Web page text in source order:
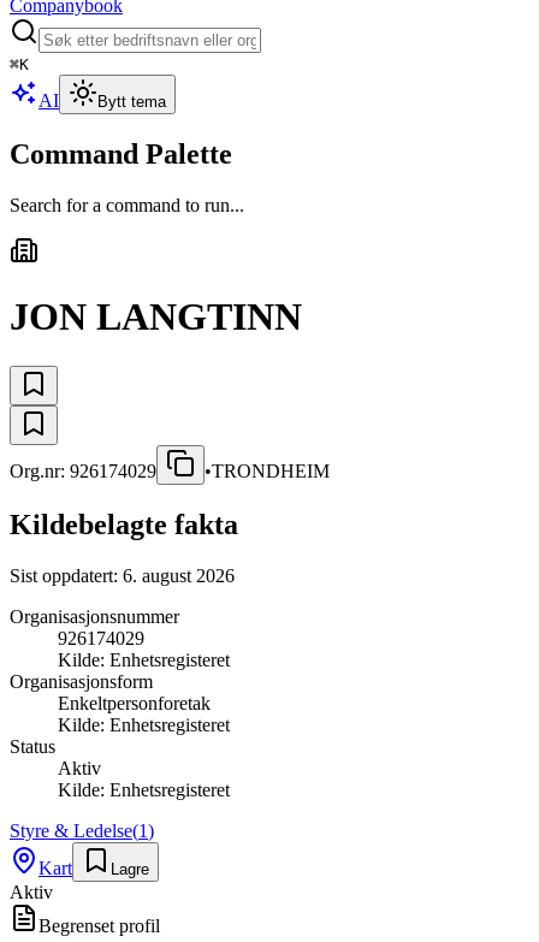
Companybook
⌘K
AI Bytt tema
Command Palette
Search for a command to run...
JON LANGTINN
Org.nr: 926174029 •TRONDHEIM
Kildebelagte fakta
Sist oppdatert: 6. august 2026
Organisasjonsnummer
926174029
Kilde: Enhetsregisteret
Organisasjonsform
Enkeltpersonforetak
Kilde: Enhetsregisteret
Status
Aktiv
Kilde: Enhetsregisteret
Styre & Ledelse(1)
Kart
Lagre
Aktiv
Begrenset profil